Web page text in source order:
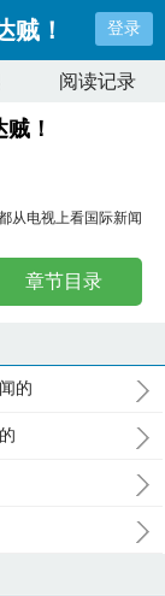
贼！ 登录
阅读记录
！
从电视上看国际新闻
章节目录
的